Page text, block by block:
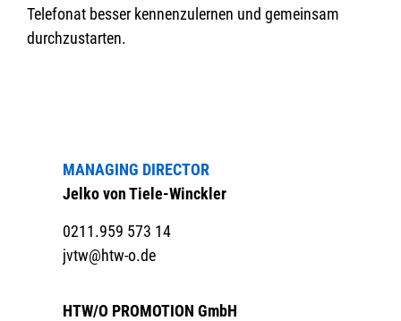
Telefonat besser kennenzulernen und gemeinsam
durchzustarten.
MANAGING DIRECTOR
Jelko von Tiele-Winckler
0211.959 573 14
jvtw@htw-o.de
HTW/O PROMOTION GmbH